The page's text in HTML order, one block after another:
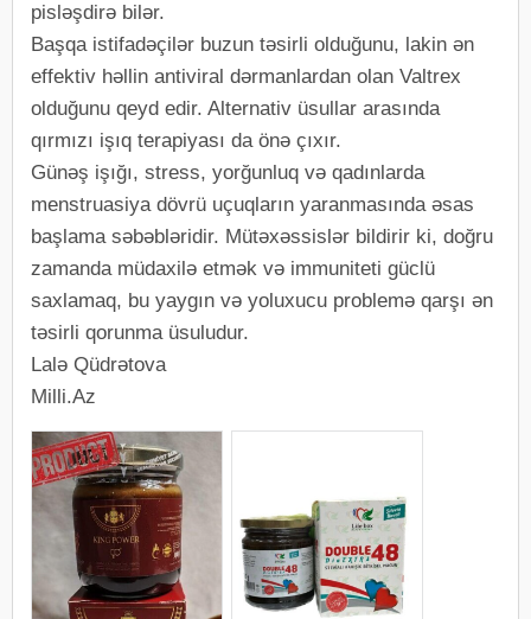
pisləşdirə bilər.
Başqa istifadəçilər buzun təsirli olduğunu, lakin ən
effektiv həllin antiviral dərmanlardan olan Valtrex
olduğunu qeyd edir. Alternativ üsullar arasında
qırmızı işıq terapiyası da önə çıxır.
Günəş işığı, stress, yorğunluq və qadınlarda
menstruasiya dövrü uçuqların yaranmasında əsas
başlama səbəbləridir. Mütəxəssislər bildirir ki, doğru
zamanda müdaxilə etmək və immuniteti güclü
saxlamaq, bu yaygın və yoluxucu problemə qarşı ən
təsirli qorunma üsuludur.
Lalə Qüdrətova
Milli.Az